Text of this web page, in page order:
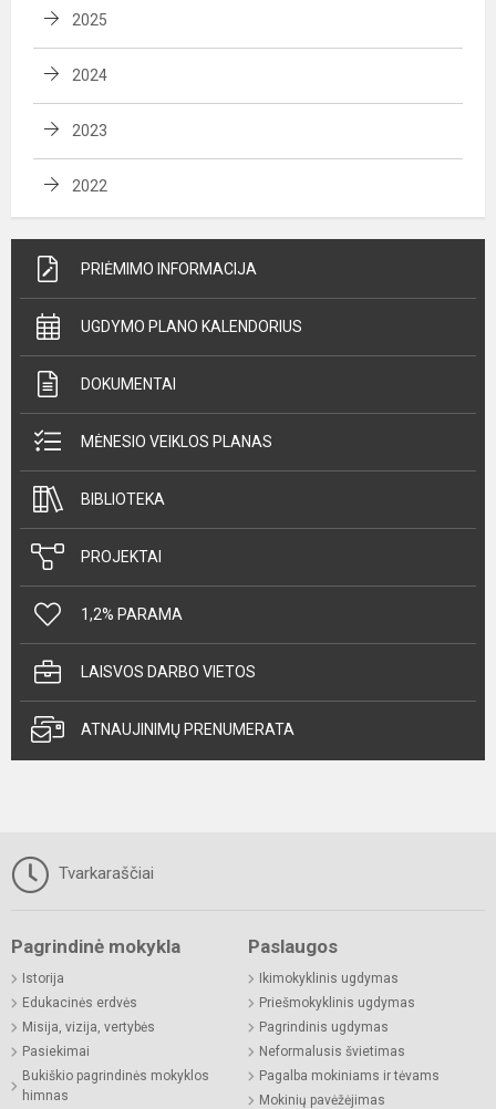
2025
2024
2023
2022
PRIĖMIMO INFORMACIJA
UGDYMO PLANO KALENDORIUS
DOKUMENTAI
MĖNESIO VEIKLOS PLANAS
BIBLIOTEKA
PROJEKTAI
1,2% PARAMA
LAISVOS DARBO VIETOS
ATNAUJINIMŲ PRENUMERATA
Tvarkaraščiai
Pagrindinė mokykla
Istorija
Edukacinės erdvės
Misija, vizija, vertybės
Pasiekimai
Bukiškio pagrindinės mokyklos
himnas
Paslaugos
Ikimokyklinis ugdymas
Priešmokyklinis ugdymas
Pagrindinis ugdymas
Neformalusis švietimas
Pagalba mokiniams ir tėvams
Mokinių pavėžėjimas